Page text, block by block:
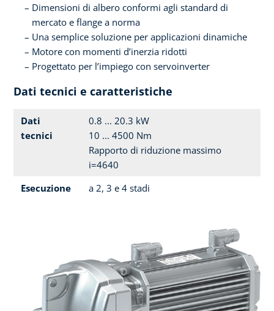
Dimensioni di albero conformi agli standard di
mercato e flange a norma
Una semplice soluzione per applicazioni dinamiche
Motore con momenti d’inerzia ridotti
Progettato per l’impiego con servoinverter
Dati tecnici e caratteristiche
Dati
tecnici
0.8 ... 20.3 kW
10 ... 4500 Nm
Rapporto di riduzione massimo
i=4640
Esecuzione
a 2, 3 e 4 stadi